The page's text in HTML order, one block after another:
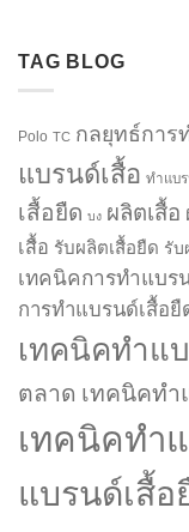
TAG BLOG
Polo TC กลยุทธ์การ
แบรนด์เสื้อ ทำแบ
เสื้อยืด บง ผลิตเสื้อ
เสื้อ รับผลิตเสื้อยืด รับ
เทคนิคการทำแบร
การทำแบรนด์เสื้อยื
เทคนิคทำแ
ตลาด เทคนิคทำ
เทคนิคทำ
แบรนด์เสื้อ